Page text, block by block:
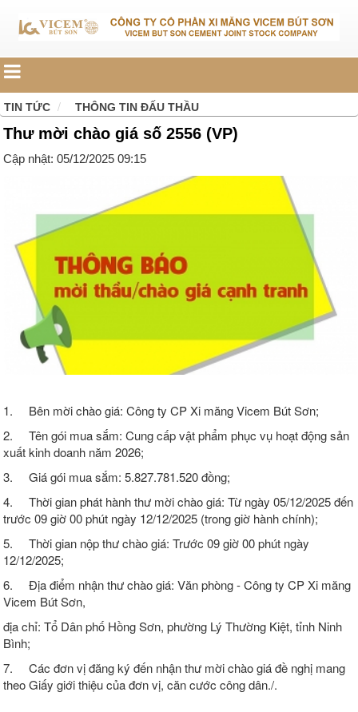
TIN TỨC THÔNG TIN ĐẤU THẦU
Thư mời chào giá số 2556 (VP)
Cập nhật: 05/12/2025 09:15
1. Bên mời chào giá: Công ty CP Xi măng Vicem Bút Sơn;
2. Tên gói mua sắm: Cung cấp vật phẩm phục vụ hoạt động sản
xuất kinh doanh năm 2026;
3. Giá gói mua sắm: 5.827.781.520 đồng;
4. Thời gian phát hành thư mời chào giá: Từ ngày 05/12/2025 đến
trước 09 giờ 00 phút ngày 12/12/2025 (trong giờ hành chính);
5. Thời gian nộp thư chào giá: Trước 09 giờ 00 phút ngày
12/12/2025;
6. Địa điểm nhận thư chào giá: Văn phòng - Công ty CP Xi măng
Vicem Bút Sơn,
địa chỉ: Tổ Dân phố Hồng Sơn, phường Lý Thường Kiệt, tỉnh Ninh
Bình;
7. Các đơn vị đăng ký đến nhận thư mời chào giá đề nghị mang
theo Giấy giới thiệu của đơn vị, căn cước công dân./.